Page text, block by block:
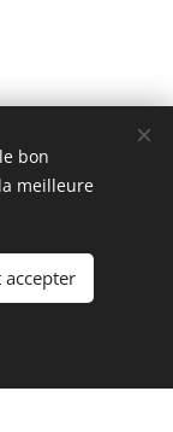
bon
meilleure
accepter